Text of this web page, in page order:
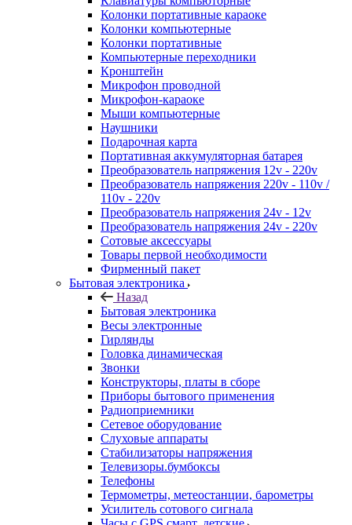
Колонки портативные караоке
Колонки компьютерные
Колонки портативные
Компьютерные переходники
Кронштейн
Микрофон проводной
Микрофон-караоке
Мыши компьютерные
Наушники
Подарочная карта
Портативная аккумуляторная батарея
Преобразователь напряжения 12v - 220v
Преобразователь напряжения 220v - 110v /
110v - 220v
Преобразователь напряжения 24v - 12v
Преобразователь напряжения 24v - 220v
Сотовые аксессуары
Товары первой необходимости
Фирменный пакет
Бытовая электроника
Назад
Бытовая электроника
Весы электронные
Гирлянды
Головка динамическая
Звонки
Конструкторы, платы в сборе
Приборы бытового применения
Радиоприемники
Сетевое оборудование
Слуховые аппараты
Стабилизаторы напряжения
Телевизоры.бумбоксы
Телефоны
Термометры, метеостанции, барометры
Усилитель сотового сигнала